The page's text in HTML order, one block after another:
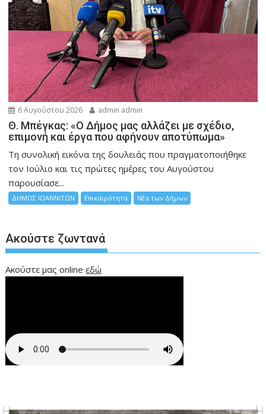
6 Αυγούστου 2026 admin admin
Θ. Μπέγκας: «Ο Δήμος μας αλλάζει με σχέδιο,
επιμονή και έργα που αφήνουν αποτύπωμα»
Τη συνολική εικόνα της δουλειάς που πραγματοποιήθηκε
τον Ιούλιο και τις πρώτες ημέρες του Αυγούστου
παρουσίασε...
ΔΗΜΟΣ ΙΩΑΝΝΙΤΩΝ Επικαιρότητα Νέα των Δήμων
Ακούστε ζωντανά
Ακούστε μας onlineεδώ